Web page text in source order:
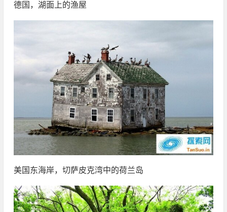
德国，湖面上的渔屋
美国东海岸，切萨皮克湾中的荷兰岛